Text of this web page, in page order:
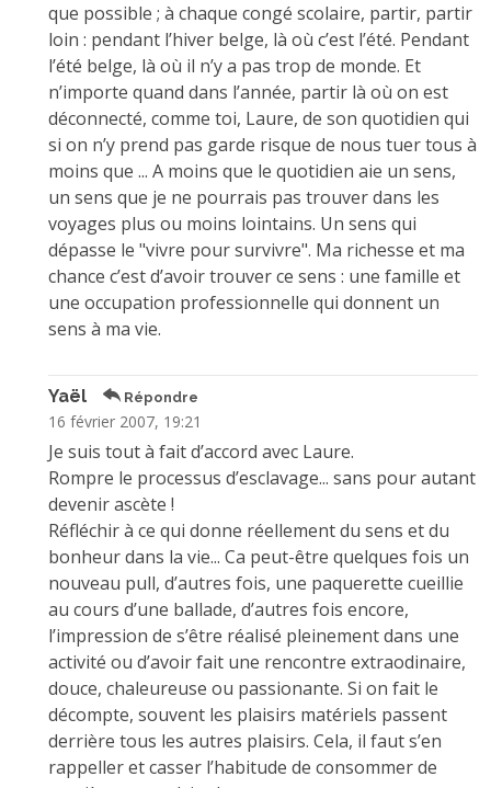
que possible ; à chaque congé scolaire, partir, partir
loin : pendant l’hiver belge, là où c’est l’été. Pendant
l’été belge, là où il n’y a pas trop de monde. Et
n’importe quand dans l’année, partir là où on est
déconnecté, comme toi, Laure, de son quotidien qui
si on n’y prend pas garde risque de nous tuer tous à
moins que ... A moins que le quotidien aie un sens,
un sens que je ne pourrais pas trouver dans les
voyages plus ou moins lointains. Un sens qui
dépasse le "vivre pour survivre". Ma richesse et ma
chance c’est d’avoir trouver ce sens : une famille et
une occupation professionnelle qui donnent un
sens à ma vie.
Yaël Répondre
16 février 2007, 19:21
Je suis tout à fait d’accord avec Laure.
Rompre le processus d’esclavage... sans pour autant
devenir ascète !
Réfléchir à ce qui donne réellement du sens et du
bonheur dans la vie... Ca peut-être quelques fois un
nouveau pull, d’autres fois, une paquerette cueillie
au cours d’une ballade, d’autres fois encore,
l’impression de s’être réalisé pleinement dans une
activité ou d’avoir fait une rencontre extraodinaire,
douce, chaleureuse ou passionante. Si on fait le
décompte, souvent les plaisirs matériels passent
derrière tous les autres plaisirs. Cela, il faut s’en
rappeller et casser l’habitude de consommer de